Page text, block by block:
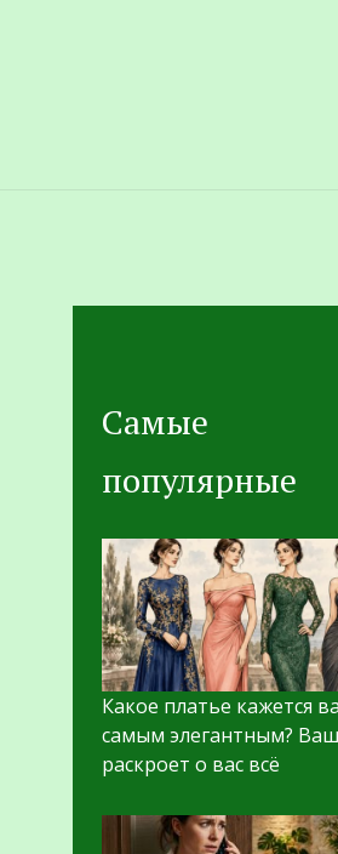
Самые
популярные
Какое платье кажется
самым элегантным?
раскроет о вас всё